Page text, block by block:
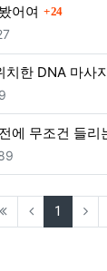
어여 댓글
24
치한 DNA 마사
에 무조건 들리
1